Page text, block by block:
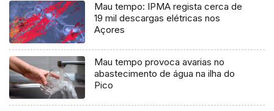
Mau tempo: IPMA regista cerca de
19 mil descargas elétricas nos
Açores
Mau tempo provoca avarias no
abastecimento de água na ilha do
Pico